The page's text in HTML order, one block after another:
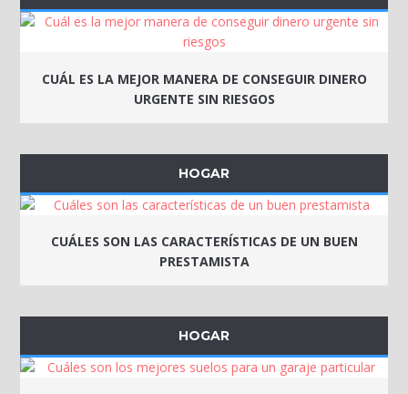
CUÁL ES LA MEJOR MANERA DE CONSEGUIR DINERO
URGENTE SIN RIESGOS
HOGAR
CUÁLES SON LAS CARACTERÍSTICAS DE UN BUEN
PRESTAMISTA
HOGAR